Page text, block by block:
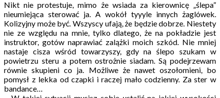
Nikt nie protestuje, mimo że wsiada za kierownicę „ślepa”
nieumiejąca sterować ja. A wokół tyyyle innych żaglówek.
Kolizyjny może być. Wszyscy ufają, że będzie dobrze. Niestety
nie ze względu na mnie, tylko dlatego, że na pokładzie jest
instruktor, gotów naprawiać zalążki moich szkód. Nie mniej
nastaje cisza wśród towarzyszy, gdy na ślepo szukam w
powietrzu steru a potem ostrożnie siadam. Są podejrzewam
równie skupieni co ja. Możliwe że nawet oszołomieni, bo
pomysł z lekka od czapki i raczej mało codzienny. Za ster w
bandance…